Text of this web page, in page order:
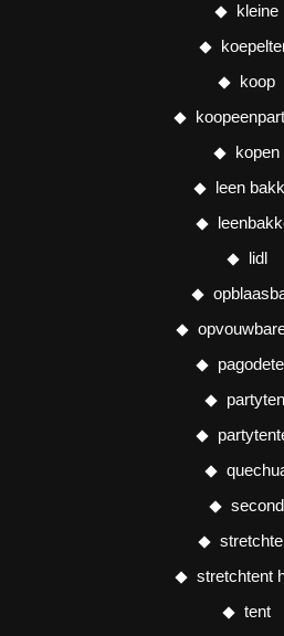
kleine
koop
kopen
leen
lidl
second
stretchtent
tent